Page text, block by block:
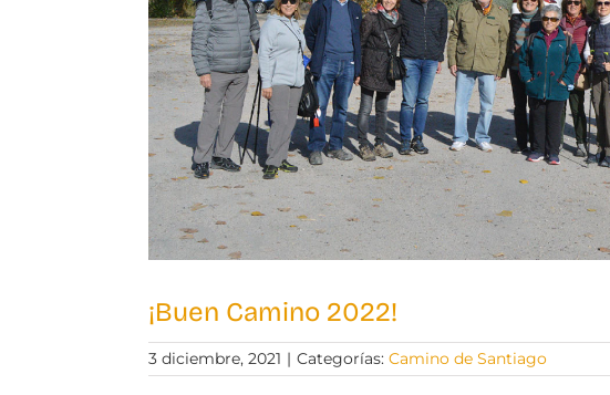
¡Buen Camino 2022!
3 diciembre, 2021 | Categorías:Camino de Santiago